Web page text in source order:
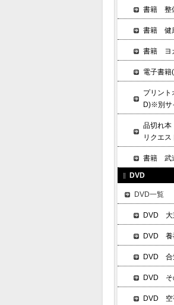
書籍 整
書籍 健
書籍 ヨ
電子書籍
プリント
D)※別サ
品切れ
リクエス
書籍 武
DVD
DVD一覧
DVD 大
DVD 養
DVD 合
DVD そ
DVD 空